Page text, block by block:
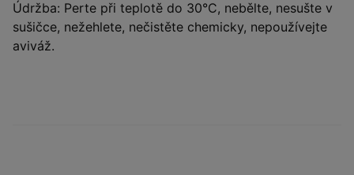
Údržba: Perte při teplotě do 30°C, nebělte, nesušte v
sušičce, nežehlete, nečistěte chemicky, nepoužívejte
aviváž.